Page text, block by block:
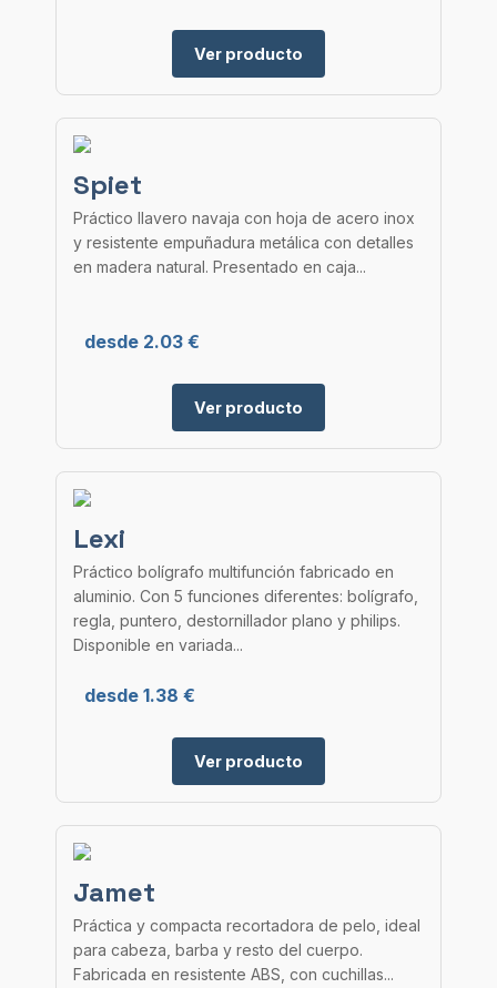
Ver producto
Spiet
Práctico llavero navaja con hoja de acero inox
y resistente empuñadura metálica con detalles
en madera natural. Presentado en caja...
desde 2.03 €
Ver producto
Lexi
Práctico bolígrafo multifunción fabricado en
aluminio. Con 5 funciones diferentes: bolígrafo,
regla, puntero, destornillador plano y philips.
Disponible en variada...
desde 1.38 €
Ver producto
Jamet
Práctica y compacta recortadora de pelo, ideal
para cabeza, barba y resto del cuerpo.
Fabricada en resistente ABS, con cuchillas...